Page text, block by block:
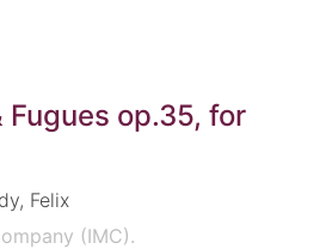
Fugues op.35, for
Felix
(IMC).